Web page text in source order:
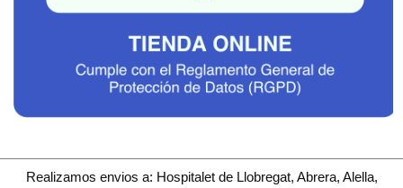
Realizamos envios a: Hospitalet de Llobregat, Abrera, Alella,